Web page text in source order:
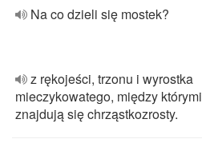
Na co dzieli się mostek?
z rękojeści, trzonu i wyrostka
mieczykowatego, między którymi
znajdują się chrząstkozrosty.